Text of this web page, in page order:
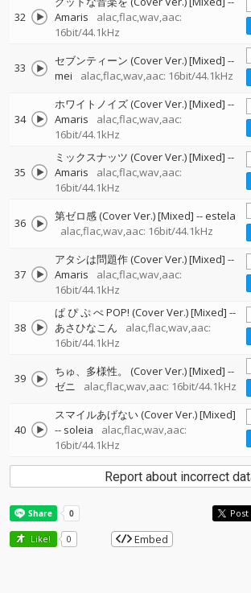
32
Amaris
alac,flac,wav,aac:
16bit/44.1kHz
33 セブンティーン (Cover Ver.) [Mixed] --
mei
alac,flac,wav,aac: 16bit/44.1kHz
34
ホワイトノイズ (Cover Ver.) [Mixed] --
Amaris
alac,flac,wav,aac:
16bit/44.1kHz
35
ミックスナッツ (Cover Ver.) [Mixed] --
Amaris
alac,flac,wav,aac:
16bit/44.1kHz
36 第ゼロ感 (Cover Ver.) [Mixed] --estela
alac,flac,wav,aac: 16bit/44.1kHz
37
アタシは問題作 (Cover Ver.) [Mixed] --
Amaris
alac,flac,wav,aac:
16bit/44.1kHz
38
ぱ ぴ ぷ ぺ POP! (Cover Ver.) [Mixed] --
あさひなこん
alac,flac,wav,aac:
16bit/44.1kHz
39 ちゅ、多様性。 (Cover Ver.) [Mixed] --
ゼニ
alac,flac,wav,aac: 16bit/44.1kHz
40
スマイルあげない (Cover Ver.) [Mixed]
-- soleia
alac,flac,wav,aac:
16bit/44.1kHz
Report about incorrect
Post
Like! 0 Embed